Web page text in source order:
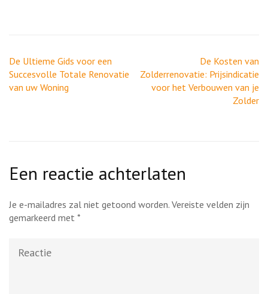
Berichtnavigatie
De Ultieme Gids voor een
Succesvolle Totale Renovatie
van uw Woning
De Kosten van
Zolderrenovatie: Prijsindicatie
voor het Verbouwen van je
Zolder
Een reactie achterlaten
Je e-mailadres zal niet getoond worden. Vereiste velden zijn
gemarkeerd met *